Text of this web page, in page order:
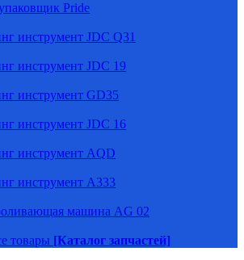
Pride
инструмент JDC Q31
инструмент JDC 19
инструмент GD35
инструмент JDC 16
инструмент AQD
инструмент A333
машина AG 02
товары [Каталог запчастей]